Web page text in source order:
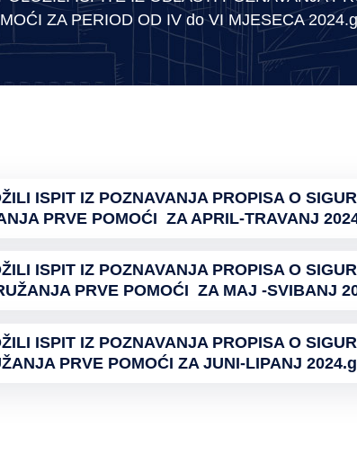
ZA PERIOD OD IV do VI MJESECA
ISPIT IZ POZNAVANJA PROPISA O
PRVE POMOĆI ZA APRIL-TRAVANJ
ISPIT IZ POZNAVANJA PROPISA O
PRVE POMOĆI ZA MAJ -SVIBANJ
ISPIT IZ POZNAVANJA PROPISA O
PRVE POMOĆI ZA JUNI-LIPANJ